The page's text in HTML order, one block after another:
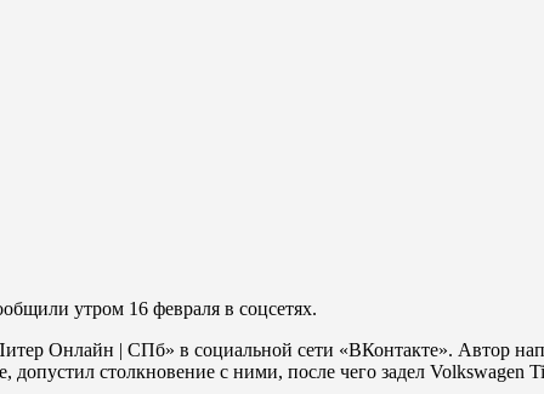
утром 16 февраля в соцсетях.
Онлайн | СПб» в социальной сети «ВКонтакте». Автор
допустил столкновение с ними, после чего задел Volkswagen